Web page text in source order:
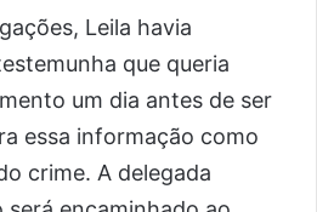
Leila havia
que queria
um dia antes de ser
essa informação como
crime. A delegada